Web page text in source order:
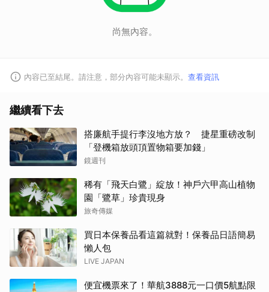
尚無內容。
內容已至結尾。請注意，部分內容可能未顯示。 查看資訊
繼續看下去
搭廉航手提行李沒地方放？ 捷星重磅改制
「登機箱放頭頂置物箱要加錢」
鏡週刊
稀有「飛天白鷺」綻放！神戶六甲高山植物
園「鷺草」珍貴現身
旅奇傳媒
買日本保養品看這篇就對！保養品日語簡易
懶人包
LIVE JAPAN
便宜機票來了！華航3888元一口價5航點限